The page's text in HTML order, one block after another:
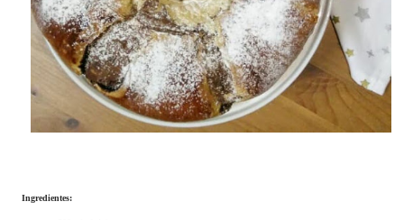
Ingredientes: